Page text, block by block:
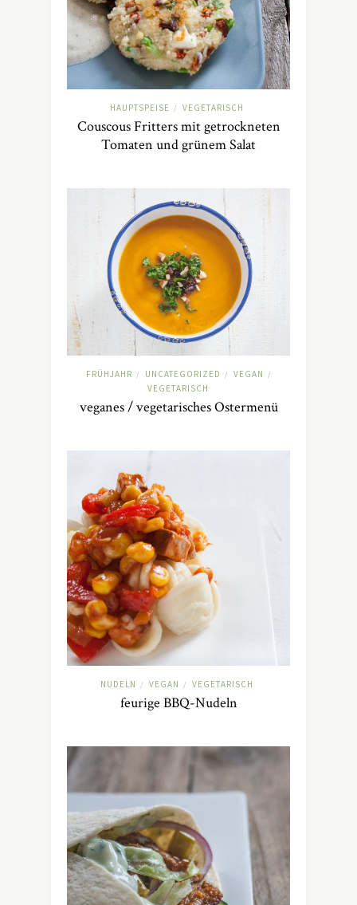
HAUPTSPEISE / VEGETARISCH
Couscous Fritters mit getrockneten
Tomaten und grünem Salat
FRÜHJAHR / UNCATEGORIZED / VEGAN /
VEGETARISCH
veganes / vegetarisches Ostermenü
NUDELN / VEGAN / VEGETARISCH
feurige BBQ-Nudeln